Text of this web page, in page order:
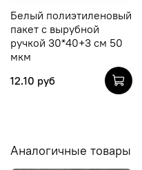
Белый полиэтиленовый
пакет с вырубной
ручкой 30*40+3 см 50
мкм
12.10 руб
Аналогичные товары